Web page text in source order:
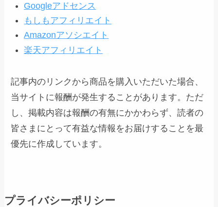
Googleアドセンス
もしもアフィリエイト
Amazonアソシエイト
楽天アフィリエイト
記事内のリンクから商品を購入いただいた場合、
当サイトに報酬が発生することがあります。ただ
し、掲載内容は報酬の有無にかかわらず、読者の
皆さまにとって有益な情報をお届けすることを最
優先に作成しています。
プライバシーポリシー